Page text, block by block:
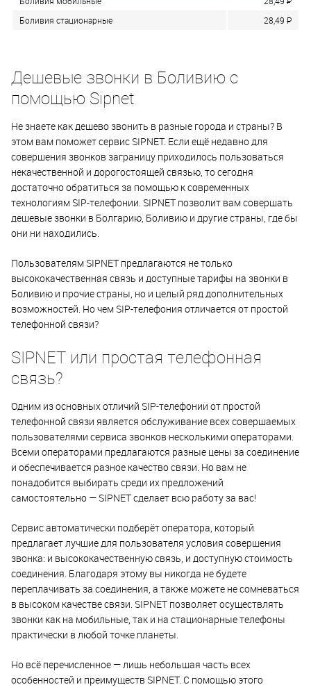
Боливия стационарные
28,49 P
Дешевые звонки в Боливию с
помощью Sipnet
Не знаете как дешево звонить в разные города и страны? В
этом вам поможет сервис SIPNET. Если ещё недавно для
совершения звонков заграницу приходилось пользоваться
некачественной и дорогостоящей связью, то сегодня
достаточно обратиться за помощью к современных
технологиям SIP-телефонии. SIPNET позволит вам совершать
дешевые звонки в Болгарию, Боливию и другие страны, где бы
они ни находились.
Пользователям SIPNET предлагаются не только
высококачественная связь и доступные тарифы на звонки в
Боливию и прочие страны, но и целый ряд дополнительных
возможностей. Но чем SIP-телефония отличается от простой
телефонной связи?
SIPNET или простая телефонная
связь?
Одним из основных отличий SIP-телефонии от простой
телефонной связи является обслуживание всех совершаемых
пользователями сервиса звонков несколькими операторами.
Всеми операторами предлагаются разные цены за соединение
и обеспечивается разное качество связи. Но вам не
понадобится выбирать среди их предложений
самостоятельно — SIPNET сделает всю работу за вас!
Сервис автоматически подберёт оператора, который
предлагает лучшие для пользователя условия совершения
звонка: и высококачественную связь, и доступную стоимость
соединения. Благодаря этому вы никогда не будете
переплачивать за соединения, а также можете не сомневаться
в высоком качестве связи. SIPNET позволяет осуществлять
звонки как на мобильные, так и на стационарные телефоны
практически в любой точке планеты.
Но всё перечисленное — лишь небольшая часть всех
особенностей и преимуществ SIPNET. С помощью этого